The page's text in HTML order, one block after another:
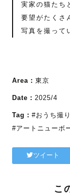
実家の猫たち
要望がたくさ
写真を撮って
Area： 東京
Date： 2025/4
Tag： #おうち撮り
#アートニューボ
ツイート
こ